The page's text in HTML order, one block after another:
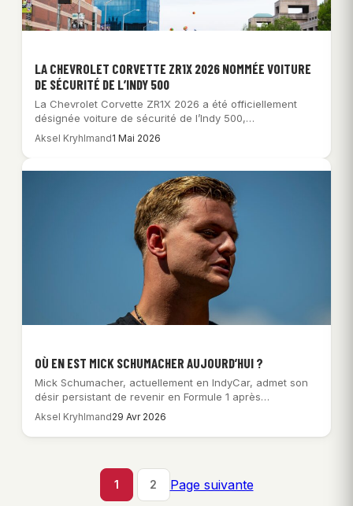
LA CHEVROLET CORVETTE ZR1X 2026 NOMMÉE VOITURE
DE SÉCURITÉ DE L’INDY 500
La Chevrolet Corvette ZR1X 2026 a été officiellement
désignée voiture de sécurité de l’Indy 500,…
Aksel Kryhlmand1 Mai 2026
OÙ EN EST MICK SCHUMACHER AUJOURD’HUI ?
Mick Schumacher, actuellement en IndyCar, admet son
désir persistant de revenir en Formule 1 après…
Aksel Kryhlmand29 Avr 2026
1 2 Page suivante